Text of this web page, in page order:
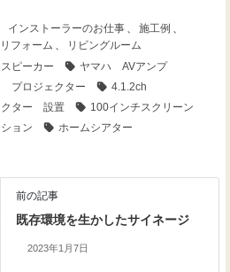
インストーラーのお仕事 、 施工例 、
リフォーム 、 リビングルーム
ピーカー
ヤマハ AVアンプ
プロジェクター
4.1.2ch
クター 設置
100インチスクリーン
ョン
ホームシアター
前の記事
既存環境を生かしたサイネージ
2023年1月7日